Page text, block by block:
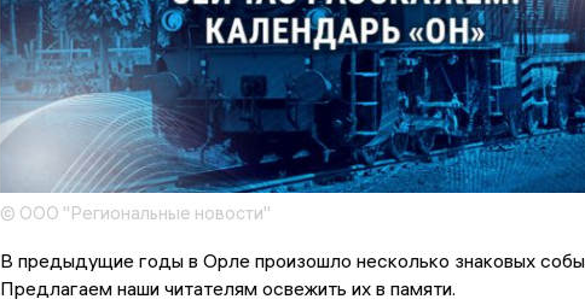
© ООО "Региональные новости"
В предыдущие годы в Орле произошло несколько знаковых
Предлагаем наши читателям освежить их в памяти.